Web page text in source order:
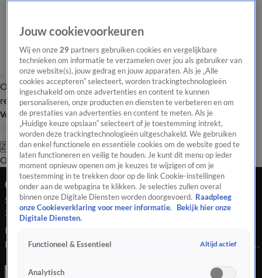
Overzicht Laatste nieuws Regionieuws Het beste van Hart
Tip de
redactie
Volg Hart van Nederland
Zoeken
OverzichtRegioUitzendingenWeerTip de redactiePanelVideo's
Ochtend Editie
Seizoen 2025, aflevering 4241
29 sep 2025, 09:55
Bekijk aflevering 4241 van Hart van Nederland - Ochtend
Editie uit seizoen 2025 hier. Deze aflevering is uitgezonden op
Ochtend Editie is een Nieuws programma
Jouw cookievoorkeuren
Wij en onze29 partners gebruiken cookies en vergelijkbare
technieken om informatie te verzamelen over jou als gebruiker van
onze website(s), jouw gedrag en jouw apparaten. Als je „Alle
cookies accepteren” selecteert, worden trackingtechnologieën
ingeschakeld om onze advertenties en content te kunnen
personaliseren, onze producten en diensten te verbeteren en om
de prestaties van advertenties en content te meten. Als je
„Huidige keuze opslaan” selecteert of je toestemming intrekt,
worden deze trackingtechnologieën uitgeschakeld. We gebruiken
dan enkel functionele en essentiële cookies om de website goed te
laten functioneren en veilig te houden. Je kunt dit menu op ieder
moment opnieuw openen om je keuzes te wijzigen of om je
toestemming in te trekken door op de link Cookie-instellingen
onder aan de webpagina te klikken. Je selecties zullen overal
binnen onze Digitale Diensten worden doorgevoerd. Raadpleeg
onze Cookieverklaring voor meer informatie.
Bekijk hier onze
Digitale Diensten.
Functioneel & Essentieel Altijd actief
Analytisch